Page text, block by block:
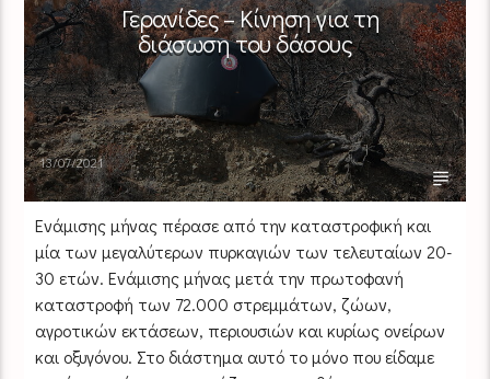
Γερανίδες – Κίνηση για τη
διάσωση του δάσους
13/07/2021
Ενάμισης μήνας πέρασε από την καταστροφική και
μία των μεγαλύτερων πυρκαγιών των τελευταίων 20-
30 ετών. Ενάμισης μήνας μετά την πρωτοφανή
καταστροφή των 72.000 στρεμμάτων, ζώων,
αγροτικών εκτάσεων, περιουσιών και κυρίως ονείρων
και οξυγόνου. Στο διάστημα αυτό το μόνο που είδαμε